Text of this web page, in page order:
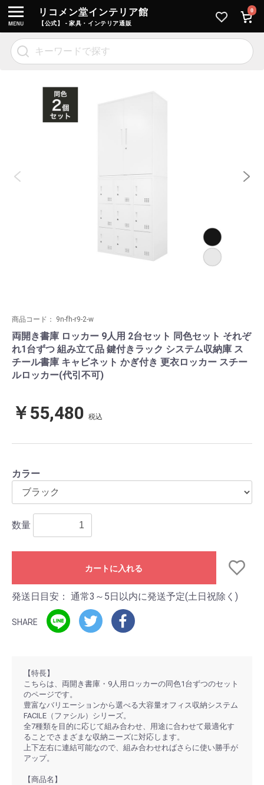
リコメン堂インテリア館
【公式】 - 家具・インテリア通販
0
商品コード： 9n-fh-r9-2-w
両開き書庫 ロッカー 9人用 2台セット 同色セット それぞ
れ1台ずつ 組み立て品 鍵付きラック システム収納庫 ス
チール書庫 キャビネット かぎ付き 更衣ロッカー スチー
ルロッカー(代引不可)
￥55,480 税込
カラー
数量
カートに入れる
発送日目安： 通常3～5日以内に発送予定(土日祝除く)
SHARE
【特長】
こちらは、両開き書庫・9人用ロッカーの同色1台ずつのセット
のページです。
豊富なバリエーションから選べる大容量オフィス収納システム
FACILE（ファシル）シリーズ。
全7種類を目的に応じて組み合わせ、用途に合わせて最適化す
ることでさまざまな収納ニーズに対応します。
上下左右に連結可能なので、組み合わせればさらに使い勝手が
アップ。
【商品名】